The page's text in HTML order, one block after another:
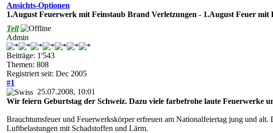
Ansichts-Optionen
1.August Feuerwerk mit Feinstaub Brand Verletzungen - 1.August Feuer mit
Tell
Admin
Beiträge: 1'543
Themen: 808
Registriert seit: Dec 2005
#1
25.07.2008, 10:01
Wir feiern Geburtstag der Schweiz. Dazu viele farbefrohe laute Feuerwerke
Brauchtumsfeuer und Feuerwerkskörper erfreuen am Nationalfeiertag jung und
Luftbelastungen mit Schadstoffen und Lärm.